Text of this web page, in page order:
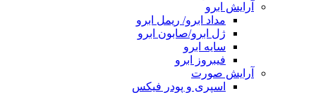
آرایش ابرو
مداد ابرو/ ریمل ابرو
ژل ابرو/صابون ابرو
سایه ابرو
فیبروز ابرو
آرایش صورت
اسپری و پودر فیکس